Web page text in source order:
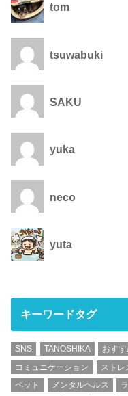
tom
tsuwabuki
SAKU
yuka
neco
yuta
キーワードタグ
SNS TANOSHIKA おすす
コミュニケーション
ストレ
ペット
メンタルヘルス